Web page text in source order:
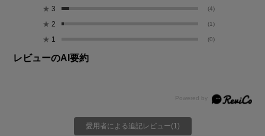
★ 3 (4)
★ 2 (1)
★ 1 (0)
レビューのAI要約
愛用者による追記レビュー(1)